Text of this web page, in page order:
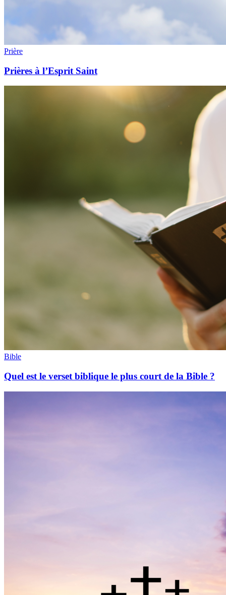
Prière
Prières à l’Esprit Saint
Bible
Quel est le verset biblique le plus court de la Bible ?